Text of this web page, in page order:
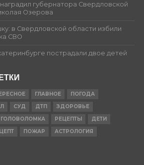
губернатора Свердловской
Озерова
в Свердловской области избили
СВО
пострадали двое детей
ГЛАВНОЕ
ПОГОДА
СУД ДТП
ЗДОРОВЬЕ
ГОЛОВОЛОМКА РЕЦЕПТЫ
ДЕТИ
ПОЖАР
АСТРОЛОГИЯ